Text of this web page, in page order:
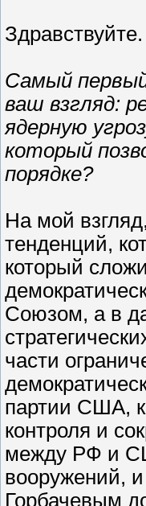
Здравствуйте.
Самый
ваш взгляд:
ядерную
который
порядке?
На мой
тенденций,
который
Союзом, а в
части
партии США,
контроля и
между РФ и
вооружений,
Горбачевым